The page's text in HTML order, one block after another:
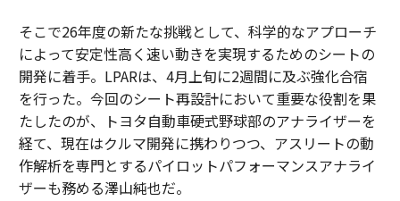
そこで26年度の新たな挑戦として、科学的なアプローチ
によって安定性高く速い動きを実現するためのシートの
開発に着手。LPARは、4月上旬に2週間に及ぶ強化合宿
を行った。今回のシート再設計において重要な役割を果
たしたのが、トヨタ自動車硬式野球部のアナライザーを
経て、現在はクルマ開発に携わりつつ、アスリートの動
作解析を専門とするパイロットパフォーマンスアナライ
ザーも務める澤山純也だ。